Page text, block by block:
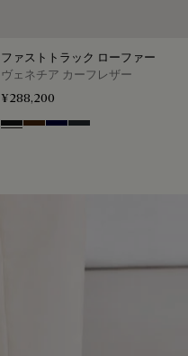
ファストトラック ローファー
ヴェネチア カーフレザー
¥288,200
Nero Grigio
Marrone Intenso
Nero BluNero Fume